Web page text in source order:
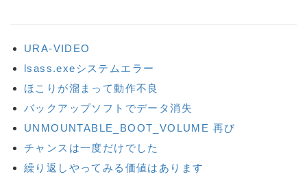
URA-VIDEO
lsass.exeシステムエラー
ほこりが溜まって動作不良
バックアップソフトでデータ消失
UNMOUNTABLE_BOOT_VOLUME 再び
チャンスは一度だけでした
繰り返しやってみる価値はあります